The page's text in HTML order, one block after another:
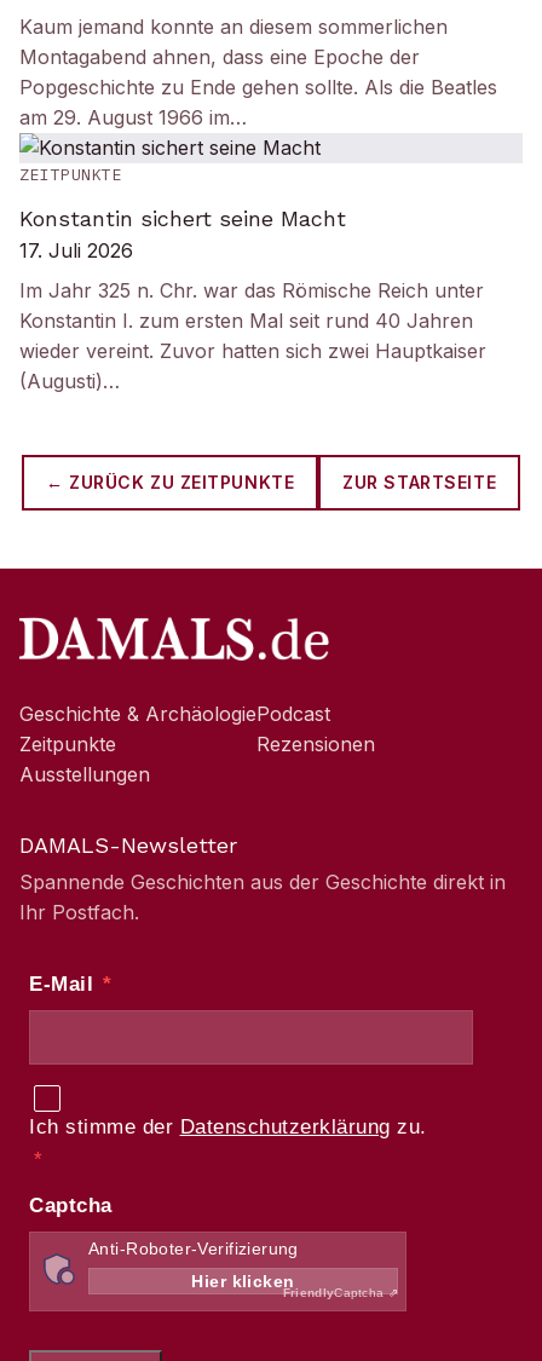
Kaum jemand konnte an diesem sommerlichen
Montagabend ahnen, dass eine Epoche der
Popgeschichte zu Ende gehen sollte. Als die Beatles
am 29. August 1966 im…
ZEITPUNKTE
Konstantin sichert seine Macht
17. Juli 2026
Im Jahr 325 n. Chr. war das Römische Reich unter
Konstantin I. zum ersten Mal seit rund 40 Jahren
wieder vereint. Zuvor hatten sich zwei Hauptkaiser
(Augusti)…
← ZURÜCK ZU ZEITPUNKTE ZUR STARTSEITE
Geschichte & Archäologie
Zeitpunkte
Ausstellungen
Podcast
Rezensionen
DAMALS-Newsletter
Spannende Geschichten aus der Geschichte direkt in
Ihr Postfach.